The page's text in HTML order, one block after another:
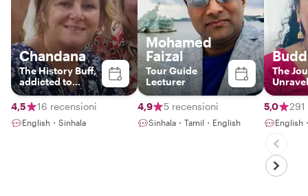
Chandana
The History Buff,
addicted to
authentic Sri
Lankan food and
interested in
gems
4,5 16 recensioni
English・Sinhala
Mohamed
Faizal
Tour Guide
Lecturer
4,9 5 recensioni
Sinhala・Tamil・English
The
5,0
English